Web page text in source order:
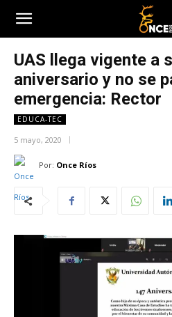
UAS llega vigente a
aniversario y no se
emergencia: Rector
EDUCA-TEC
5 mayo, 2020
Por: Once Ríos